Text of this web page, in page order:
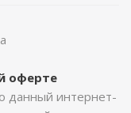
оферте
данный интернет-